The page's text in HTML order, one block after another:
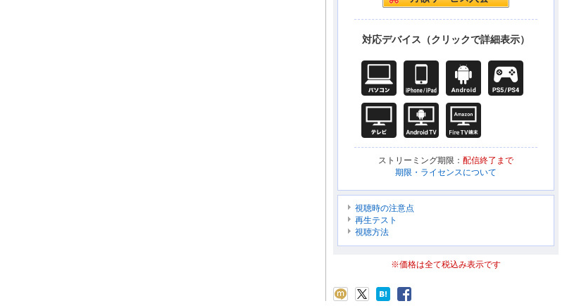
対応デバイス（クリックで詳細表示）
ストリーミング期限： 配信終了まで
期限・ライセンスについて
視聴時の注意点
再生テスト
視聴方法
※価格は全て税込み表示です